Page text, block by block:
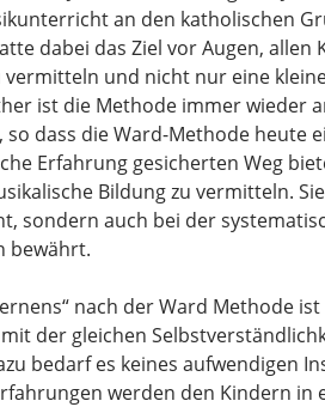
an den katholischen
dabei das Ziel vor Augen, allen
vermitteln und nicht nur eine
ist die Methode immer wieder
dass die Ward-Methode heute
Erfahrung gesicherten Weg
Bildung zu vermitteln.
sondern auch bei der
bewährt.
nach der Ward Methode
der gleichen
bedarf es keines aufwendigen
werden den Kindern in